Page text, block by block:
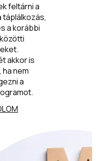
feltárni a
táplálkozás,
a korábbi
akkor is
nem
a